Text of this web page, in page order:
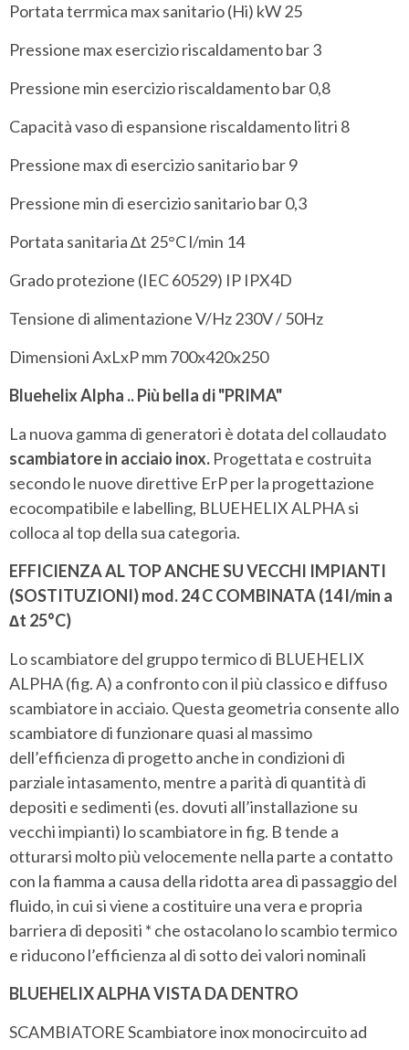
Portata terrmica max sanitario (Hi) kW 25
Pressione max esercizio riscaldamento bar 3
Pressione min esercizio riscaldamento bar 0,8
Capacità vaso di espansione riscaldamento litri 8
Pressione max di esercizio sanitario bar 9
Pressione min di esercizio sanitario bar 0,3
Portata sanitaria ∆t 25°C l/min 14
Grado protezione (IEC 60529) IP IPX4D
Tensione di alimentazione V/Hz 230V / 50Hz
Dimensioni AxLxP mm 700x420x250
Bluehelix Alpha .. Più bella di "PRIMA"
La nuova gamma di generatori è dotata del collaudato
scambiatore in acciaio inox. Progettata e costruita
secondo le nuove direttive ErP per la progettazione
ecocompatibile e labelling, BLUEHELIX ALPHA si
colloca al top della sua categoria.
EFFICIENZA AL TOP ANCHE SU VECCHI IMPIANTI
(SOSTITUZIONI) mod. 24 C COMBINATA (14 l/min a
∆t 25°C)
Lo scambiatore del gruppo termico di BLUEHELIX
ALPHA (fig. A) a confronto con il più classico e diffuso
scambiatore in acciaio. Questa geometria consente allo
scambiatore di funzionare quasi al massimo
dell’efficienza di progetto anche in condizioni di
parziale intasamento, mentre a parità di quantità di
depositi e sedimenti (es. dovuti all’installazione su
vecchi impianti) lo scambiatore in fig. B tende a
otturarsi molto più velocemente nella parte a contatto
con la fiamma a causa della ridotta area di passaggio del
fluido, in cui si viene a costituire una vera e propria
barriera di depositi * che ostacolano lo scambio termico
e riducono l’efficienza al di sotto dei valori nominali
BLUEHELIX ALPHA VISTA DA DENTRO
SCAMBIATORE Scambiatore inox monocircuito ad